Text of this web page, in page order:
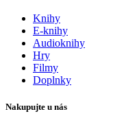
Knihy
E-knihy
Audioknihy
Hry
Filmy
Doplnky
Nakupujte u nás